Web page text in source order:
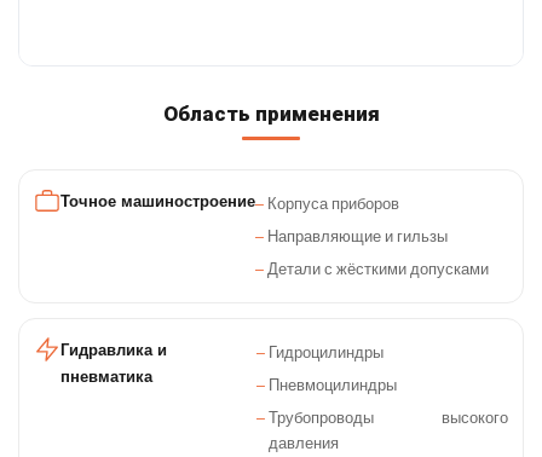
Область применения
Точное машиностроение
Корпуса приборов
Направляющие и гильзы
Детали с жёсткими допусками
Гидравлика и
пневматика
Гидроцилиндры
Пневмоцилиндры
Трубопроводы высокого
давления